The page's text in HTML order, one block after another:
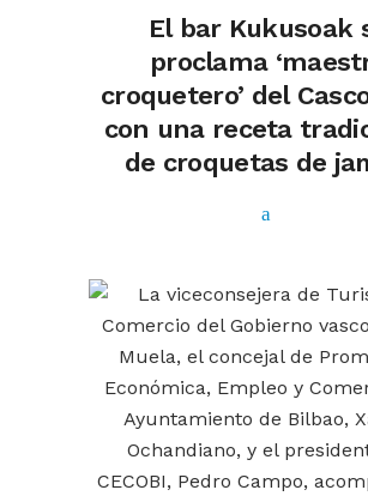
El bar Kukusoak
proclama
croquetero’ del
con una receta
de croquetas de